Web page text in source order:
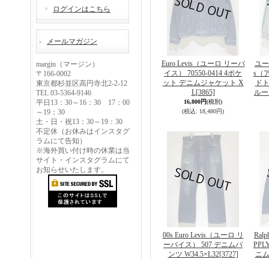
ログインはこちら
メールマガジン
margin（マージン）
〒166-0002
東京都杉並区高円寺北2-2-12
TEL 03-5364-9146
平日13：30～16：30 17：00
～19：30
土・日・祝13：30～19：30
不定休（お休みはインスタグ
ラムにて告知）
※海外買い付け時の休業は当
サイト・インスタグラムにて
お知らせいたします。
Euro Levis（ユーロ リーバ
イス） 70550-0414 4ポケ
ット デニムジャケット X
L[3865]
16,800円(税別)
(税込: 18,480円)
ユ
s（
ド
ル
00s Euro Levis（ユーロ リ
ーバイス） 507 デニムパ
ンツ W34.5×L32[3727]
ニ